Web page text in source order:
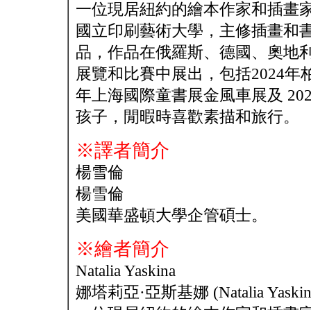
一位現居紐約的繪本作家和插畫
國立印刷藝術大學，主修插畫和
品，作品在俄羅斯、德國、奧地
展覽和比賽中展出，包括2024年
年上海國際童書展金風車展及
孩子，閒暇時喜歡素描和旅行。
※譯者簡介
楊雪倫
楊雪倫
美國華盛頓大學企管碩士。
※繪者簡介
Natalia Yaskina
娜塔莉亞·亞斯基娜 (Natalia